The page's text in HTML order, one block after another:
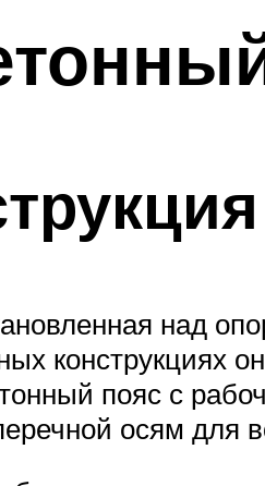
над
конструкциях
пояс с
осям для